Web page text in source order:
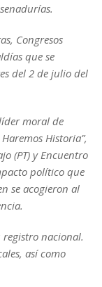
Congresos
que se
del 2 de julio del
moral de
Historia”,
(PT) y Encuentro
político que
se acogieron al
registro nacional.
así como